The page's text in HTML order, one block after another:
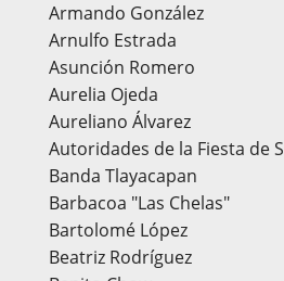
Armando González
Arnulfo Estrada
Asunción Romero
Aurelia Ojeda
Aureliano Álvarez
Autoridades de la Fiesta de
Banda Tlayacapan
Barbacoa "Las Chelas"
Bartolomé López
Beatriz Rodríguez